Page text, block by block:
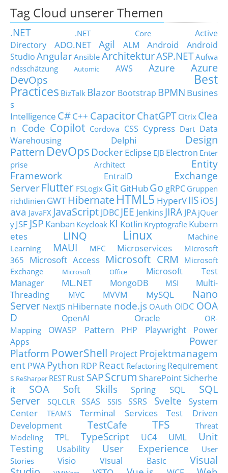
Tag Cloud unserer Themen
.NET .NET Core
Active
Directory
ADO.NET Agil ALM Android
Android
StudioAngularAnsible ArchitekturASP.NETAufwa
ndsschätzung
Automic AWS Azure
Azure
DevOps
Best
Practices BizTalk Blazor Bootstrap BPMN Busines
s
Intelligence C#C++ CapacitorChatGPT Citrix Clea
n Code Copilot Cordova CSS Cypress Dart Data
Warehousing
Delphi
Design
Pattern DevOps DockerEclipse EJB Electron Enter
prise Architect
Entity
Framework
EntraID
Exchange
Server Flutter FSLogix Git GitHubGo gRPC Gruppen
richtlinien GWT HibernateHTML5 HyperVIIS iOSJ
ava JavaFX JavaScript JDBC JEE Jenkins JIRA JPA jQuer
y JSF JSP Kanban Keycloak KI Kotlin Kryptografie Kubern
etes
LINQ Linux
Machine
Learning
MAUI MFC Microservices
Microsoft
365
Microsoft Access Microsoft CRM
Microsoft
Exchange
Microsoft Office
Microsoft Test
Manager
ML.NET MongoDB MSI
Multi-
Threading
MVC MVVM MySQL
Nano
Server NextJS nHibernate node.js OAuth OIDC OOA
D
OpenAI Oracle
OR-
Mapping
OWASP Pattern PHP Playwright
Power
Apps
Power
Platform PowerShell Project Projektmanagem
ent PWA Python RDP React Refactoring Requirement
s ReSharper RESTRust SAPScrum SharePointSicherhe
it
SOA Soft Skills Spring SQL
SQL
Server
SQLCLR SSAS SSIS SSRS Svelte
System
Center
TEAMS Terminal Services
Test Driven
Development
TestCafe TFS
Threat
Modeling
TPL TypeScript UC4 UML
Unit
Testing
Usability User Experience
User
Stories
Visio Visual Basic
Visual